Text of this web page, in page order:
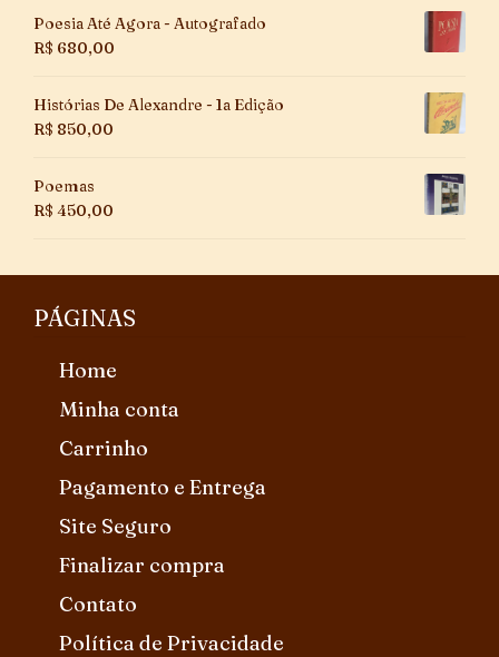
Poesia Até Agora - Autografado
R$ 680,00
Histórias De Alexandre - 1a Edição
R$ 850,00
Poemas
R$ 450,00
PÁGINAS
Home
Minha conta
Carrinho
Pagamento e Entrega
Site Seguro
Finalizar compra
Contato
Política de Privacidade